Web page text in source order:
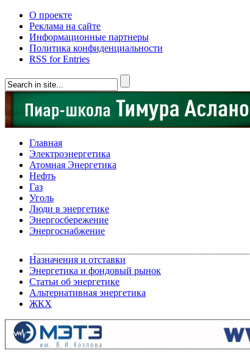
О проекте
Реклама на сайте
Информационные партнеры
Политика конфиденциальности
RSS for Entries
Главная
Электроэнергетика
Атомная Энергетика
Нефть
Газ
Уголь
Люди в энергетике
Энергосбережение
Энергоснабжение
Назначения и отставки
Энергетика и фондовый рынок
Статьи об энергетике
Альтернативная энергетика
ЖКХ